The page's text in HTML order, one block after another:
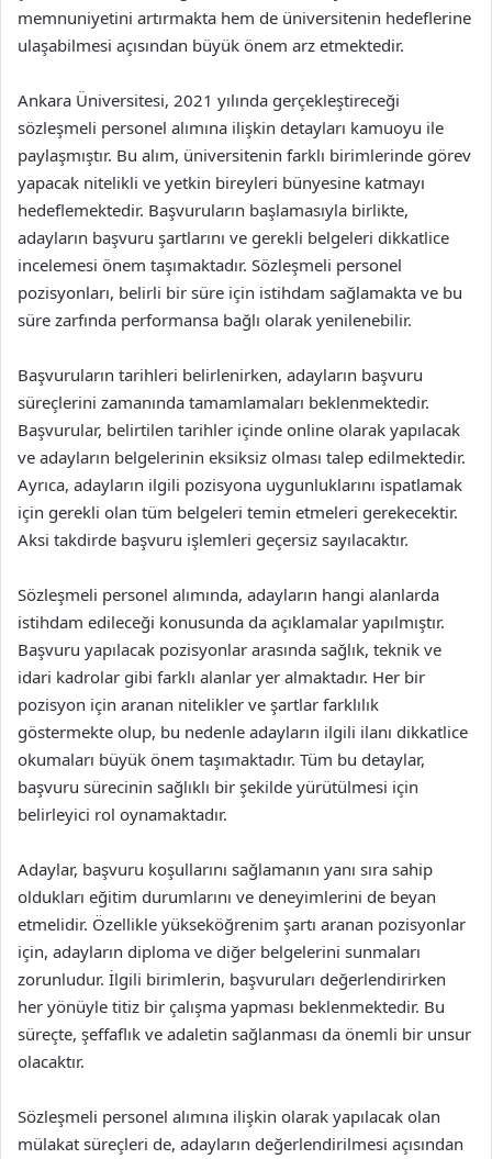
memnuniyetini artırmakta hem de üniversitenin hedeflerine
ulaşabilmesi açısından büyük önem arz etmektedir.
Ankara Üniversitesi, 2021 yılında gerçekleştireceği
sözleşmeli personel alımına ilişkin detayları kamuoyu ile
paylaşmıştır. Bu alım, üniversitenin farklı birimlerinde görev
yapacak nitelikli ve yetkin bireyleri bünyesine katmayı
hedeflemektedir. Başvuruların başlamasıyla birlikte,
adayların başvuru şartlarını ve gerekli belgeleri dikkatlice
incelemesi önem taşımaktadır. Sözleşmeli personel
pozisyonları, belirli bir süre için istihdam sağlamakta ve bu
süre zarfında performansa bağlı olarak yenilenebilir.
Başvuruların tarihleri belirlenirken, adayların başvuru
süreçlerini zamanında tamamlamaları beklenmektedir.
Başvurular, belirtilen tarihler içinde online olarak yapılacak
ve adayların belgelerinin eksiksiz olması talep edilmektedir.
Ayrıca, adayların ilgili pozisyona uygunluklarını ispatlamak
için gerekli olan tüm belgeleri temin etmeleri gerekecektir.
Aksi takdirde başvuru işlemleri geçersiz sayılacaktır.
Sözleşmeli personel alımında, adayların hangi alanlarda
istihdam edileceği konusunda da açıklamalar yapılmıştır.
Başvuru yapılacak pozisyonlar arasında sağlık, teknik ve
idari kadrolar gibi farklı alanlar yer almaktadır. Her bir
pozisyon için aranan nitelikler ve şartlar farklılık
göstermekte olup, bu nedenle adayların ilgili ilanı dikkatlice
okumaları büyük önem taşımaktadır. Tüm bu detaylar,
başvuru sürecinin sağlıklı bir şekilde yürütülmesi için
belirleyici rol oynamaktadır.
Adaylar, başvuru koşullarını sağlamanın yanı sıra sahip
oldukları eğitim durumlarını ve deneyimlerini de beyan
etmelidir. Özellikle yükseköğrenim şartı aranan pozisyonlar
için, adayların diploma ve diğer belgelerini sunmaları
zorunludur. İlgili birimlerin, başvuruları değerlendirirken
her yönüyle titiz bir çalışma yapması beklenmektedir. Bu
süreçte, şeffaflık ve adaletin sağlanması da önemli bir unsur
olacaktır.
Sözleşmeli personel alımına ilişkin olarak yapılacak olan
mülakat süreçleri de, adayların değerlendirilmesi açısından